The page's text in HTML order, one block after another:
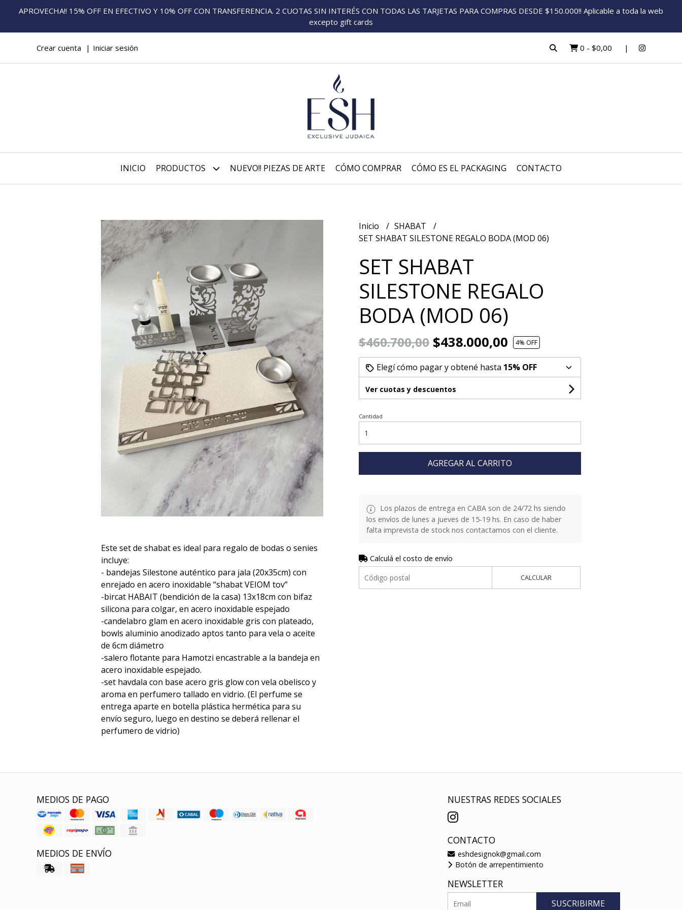
APROVECHA!! 15% OFF EN EFECTIVO Y 10% OFF CON TRANSFERENCIA. 2 CUOTAS SIN INTERÉS CON TODAS LAS TARJETAS PARA COMPRAS DESDE $150.000!! Aplicable a toda la web
excepto gift cards
Crear cuenta Iniciar sesión 0 - $0,00
INICIO PRODUCTOS NUEVO!! PIEZAS DE ARTE CÓMO COMPRAR CÓMO ES EL PACKAGING CONTACTO
Este set de shabat es ideal para regalo de bodas o senies
incluye:
- bandejas Silestone auténtico para jala (20x35cm) con
enrejado en acero inoxidable “shabat VEIOM tov”
-bircat HABAIT (bendición de la casa) 13x18cm con bifaz
silicona para colgar, en acero inoxidable espejado
-candelabro glam en acero inoxidable gris con plateado,
bowls aluminio anodizado aptos tanto para vela o aceite
de 6cm diámetro
-salero flotante para Hamotzi encastrable a la bandeja en
acero inoxidable espejado.
-set havdala con base acero gris glow con vela obelisco y
aroma en perfumero tallado en vidrio. (El perfume se
entrega aparte en botella plástica hermética para su
envío seguro, luego en destino se deberá rellenar el
perfumero de vidrio)
Inicio
SHABAT
SET SHABAT SILESTONE REGALO BODA (MOD 06)
SET SHABAT
SILESTONE REGALO
BODA (MOD 06)
$460.700,00 $438.000,00 4% OFF
Elegí cómo pagar y obtené hasta 15% OFF
Ver cuotas y descuentos
Cantidad
AGREGAR AL CARRITO
Los plazos de entrega en CABA son de 24/72 hs siendo
los envíos de lunes a jueves de 15-19 hs. En caso de haber
falta imprevista de stock nos contactamos con el cliente.
Calculá el costo de envío
CALCULAR
MEDIOS DE PAGO
MEDIOS DE ENVÍO
NUESTRAS REDES SOCIALES
CONTACTO
eshdesignok@gmail.com
Botón de arrepentimiento
NEWSLETTER
SUSCRIBIRME